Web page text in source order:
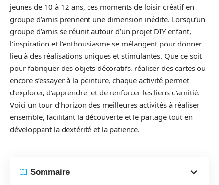
jeunes de 10 à 12 ans, ces moments de loisir créatif en
groupe d’amis prennent une dimension inédite. Lorsqu’un
groupe d’amis se réunit autour d’un projet DIY enfant,
l’inspiration et l’enthousiasme se mélangent pour donner
lieu à des réalisations uniques et stimulantes. Que ce soit
pour fabriquer des objets décoratifs, réaliser des cartes ou
encore s’essayer à la peinture, chaque activité permet
d’explorer, d’apprendre, et de renforcer les liens d’amitié.
Voici un tour d’horizon des meilleures activités à réaliser
ensemble, facilitant la découverte et le partage tout en
développant la dextérité et la patience.
Sommaire